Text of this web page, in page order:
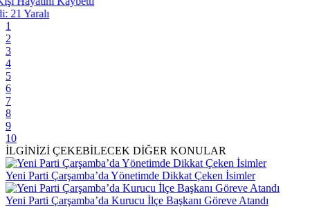
1
2
3
4
5
6
7
8
9
10
İLGİNİZİ ÇEKEBİLECEK DİĞER KONULAR
Yeni Parti Çarşamba’da Yönetimde Dikkat Çeken İsimler
Yeni Parti Çarşamba’da Kurucu İlçe Başkanı Göreve Atandı